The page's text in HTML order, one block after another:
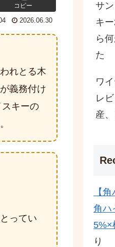
コピー
2026.06.30
れとる木
義務付け
キーの
ってい
サ
キ
ら
た
ワ
レ
産
【
角ハ
5%×
り